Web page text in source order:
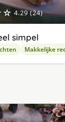
4.29 (24)
simpel
Makkelijke